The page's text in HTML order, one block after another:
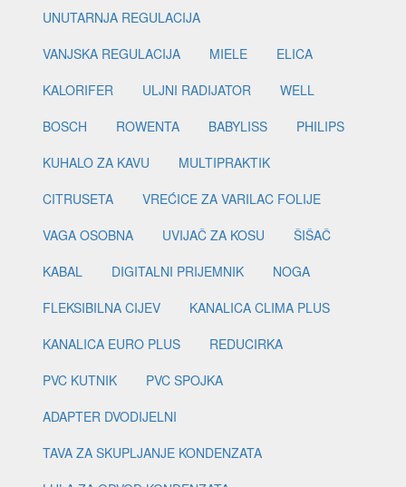
UNUTARNJA REGULACIJA
VANJSKA REGULACIJA
MIELE
ELICA
KALORIFER
ULJNI RADIJATOR
WELL
BOSCH
ROWENTA BABYLISS
PHILIPS
KUHALO ZA KAVU
MULTIPRAKTIK
CITRUSETA
VREĆICE ZA VARILAC FOLIJE
VAGA OSOBNA
UVIJAČ ZA KOSU
ŠIŠAČ
KABAL
DIGITALNI PRIJEMNIK
NOGA
FLEKSIBILNA CIJEV
KANALICA CLIMA PLUS
KANALICA EURO PLUS
REDUCIRKA
PVC KUTNIK
PVC SPOJKA
ADAPTER DVODIJELNI
TAVA ZA SKUPLJANJE KONDENZATA